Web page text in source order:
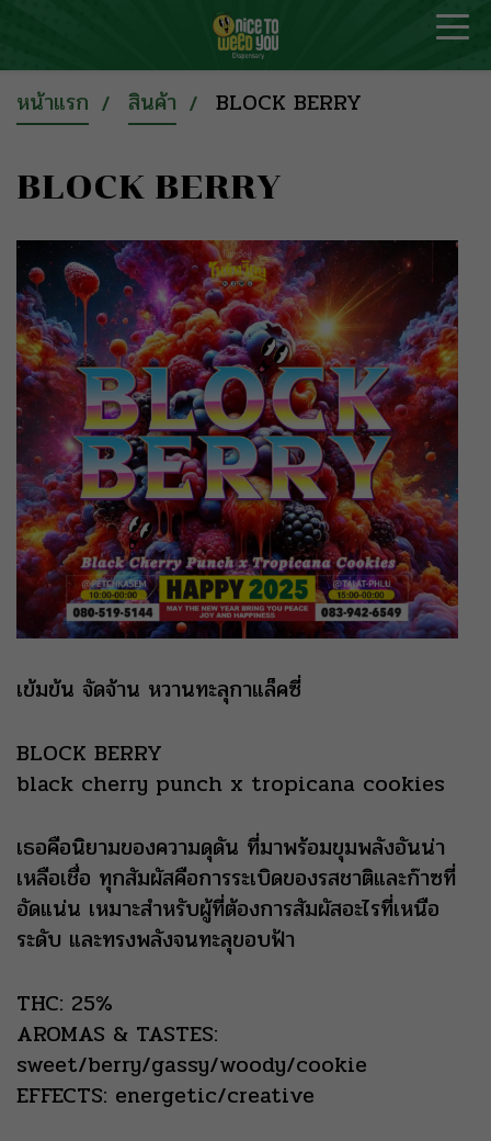
หน้าแรก สินค้า BLOCK BERRY
BLOCK BERRY
เข้มข้น จัดจ้าน หวานทะลุกาแล็คซี่
BLOCK BERRY
black cherry punch x tropicana cookies
เธอคือนิยามของความดุดัน ที่มาพร้อมขุมพลังอันน่า
เหลือเชื่อ ทุกสัมผัสคือการระเบิดของรสชาติและก๊าซที่
อัดแน่น เหมาะสำหรับผู้ที่ต้องการสัมผัสอะไรที่เหนือ
ระดับ และทรงพลังจนทะลุขอบฟ้า
THC: 25%
AROMAS & TASTES:
sweet/berry/gassy/woody/cookie
EFFECTS: energetic/creative